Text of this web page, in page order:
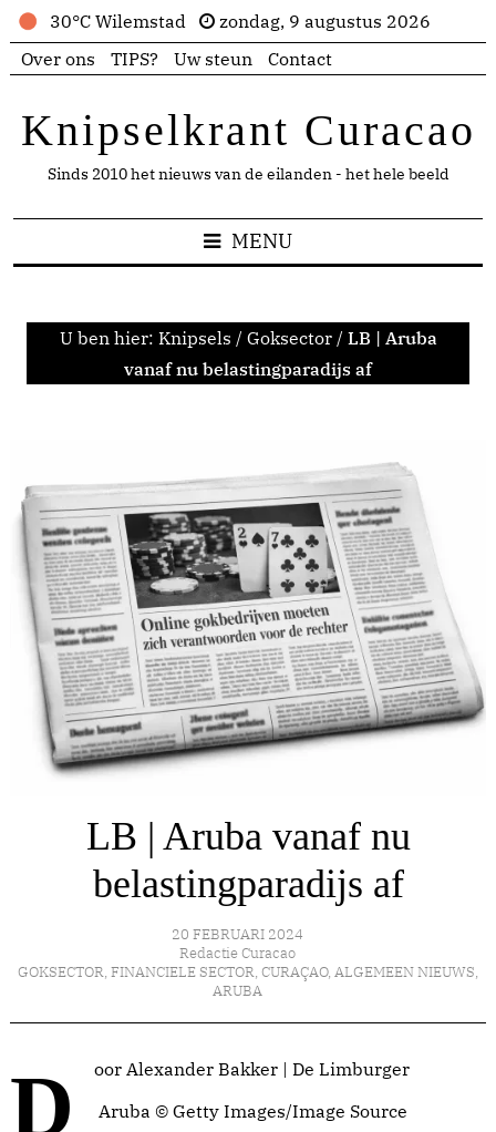
30°C Wilemstad
zondag, 9 augustus 2026
Over ons
TIPS? Uw steun Contact
Knipselkrant Curacao
Sinds 2010 het nieuws van de eilanden - het hele beeld
MENU
U ben hier: Knipsels / Goksector / LB | Aruba
vanaf nu belastingparadijs af
LB | Aruba vanaf nu
belastingparadijs af
20 FEBRUARI 2024
Redactie Curacao
GOKSECTOR, FINANCIELE SECTOR, CURAÇAO, ALGEMEEN NIEUWS,
ARUBA
Door Alexander Bakker | De Limburger
Aruba © Getty Images/Image Source